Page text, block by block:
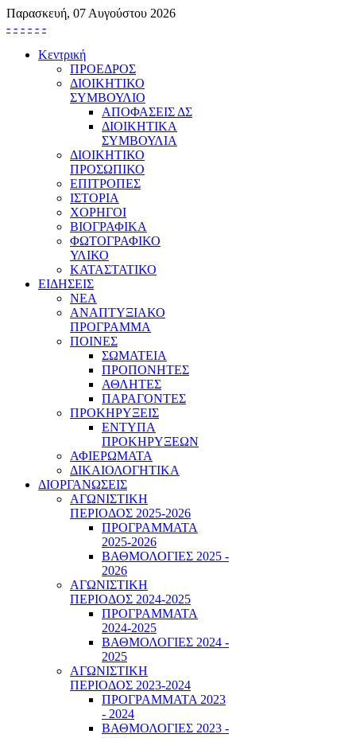
Παρασκευή, 07 Αυγούστου 2026
- - - - - -
Κεντρική
ΠΡΟΕΔΡΟΣ
ΔΙΟΙΚΗΤΙΚΟ
ΣΥΜΒΟΥΛΙΟ
ΑΠΟΦΑΣΕΙΣ ΔΣ
ΔΙΟΙΚΗΤΙΚΑ
ΣΥΜΒΟΥΛΙΑ
ΔΙΟΙΚΗΤΙΚΟ
ΠΡΟΣΩΠΙΚΟ
ΕΠΙΤΡΟΠΕΣ
ΙΣΤΟΡΙΑ
ΧΟΡΗΓΟΙ
ΒΙΟΓΡΑΦΙΚΑ
ΦΩΤΟΓΡΑΦΙΚΟ
ΥΛΙΚΟ
ΚΑΤΑΣΤΑΤΙΚΟ
ΕΙΔΗΣΕΙΣ
ΝΕΑ
ΑΝΑΠΤΥΞΙΑΚΟ
ΠΡΟΓΡΑΜΜΑ
ΠΟΙΝΕΣ
ΣΩΜΑΤΕΙΑ
ΠΡΟΠΟΝΗΤΕΣ
ΑΘΛΗΤΕΣ
ΠΑΡΑΓΟΝΤΕΣ
ΠΡΟΚΗΡΥΞΕΙΣ
ΕΝΤΥΠΑ
ΠΡΟΚΗΡΥΞΕΩΝ
ΑΦΙΕΡΩΜΑΤΑ
ΔΙΚΑΙΟΛΟΓΗΤΙΚΑ
ΔΙΟΡΓΑΝΩΣΕΙΣ
ΑΓΩΝΙΣΤΙΚΗ
ΠΕΡΙΟΔΟΣ 2025-2026
ΠΡΟΓΡΑΜΜΑΤΑ
2025-2026
ΒΑΘΜΟΛΟΓΙΕΣ 2025 -
2026
ΑΓΩΝΙΣΤΙΚΗ
ΠΕΡΙΟΔΟΣ 2024-2025
ΠΡΟΓΡΑΜΜΑΤΑ
2024-2025
ΒΑΘΜΟΛΟΓΙΕΣ 2024 -
2025
ΑΓΩΝΙΣΤΙΚΗ
ΠΕΡΙΟΔΟΣ 2023-2024
ΠΡΟΓΡΑΜΜΑΤΑ 2023
- 2024
ΒΑΘΜΟΛΟΓΙΕΣ 2023 -